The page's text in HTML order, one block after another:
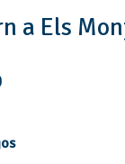
a Els